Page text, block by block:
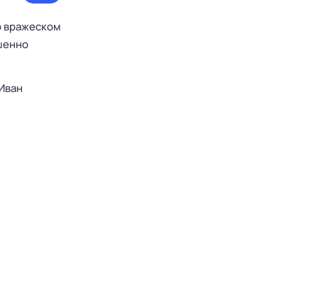
вражеском